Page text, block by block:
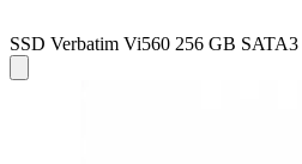
SSD Verbatim Vi560 256 GB